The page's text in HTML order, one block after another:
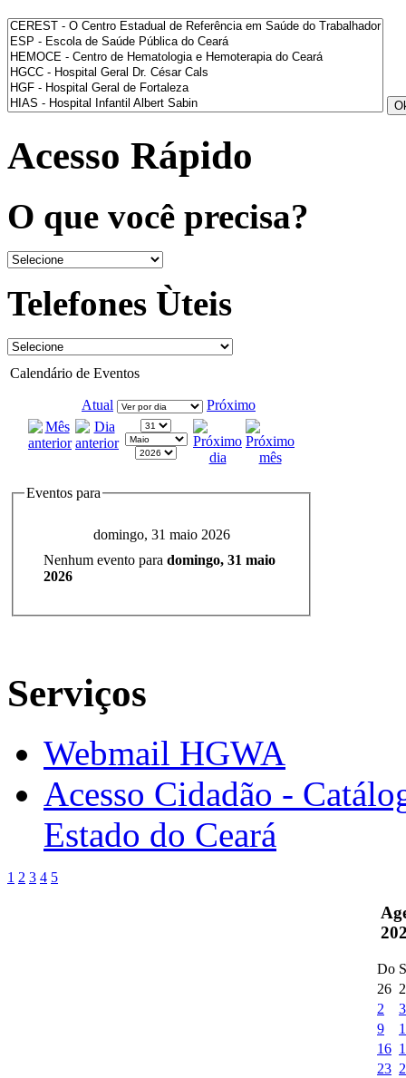
Acesso Rápido
O que você precisa?
Telefones Ùteis
Calendário de Eventos
Atual Próximo
Eventos para
domingo, 31 maio 2026
Nenhum evento para domingo, 31 maio
2026
Serviços
Webmail HGWA
Acesso Cidadão -
Estado do Ceará
1 2 3 4 5
Do
26
2
3
9
16
23